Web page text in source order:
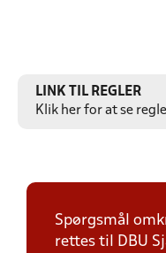
LINK TIL REGLER
Klik her for at se
Spørgsmål
rettes til DBU